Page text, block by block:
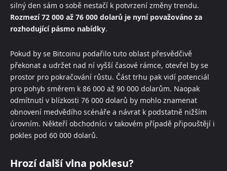
silný den sám o sobě nestačí k potvrzení změny trendu.
Rozmezí 72 000 až 76 000 dolarů je nyní považováno za
rozhodující pásmo nabídky.
Pokud by se Bitcoinu podařilo tuto oblast přesvědčivě
překonat a udržet nad ní vyšší časové rámce, otevřel by se
prostor pro pokračování růstu. Část trhu pak vidí potenciál
pro pohyb směrem k 86 000 až 90 000 dolarům. Naopak
odmítnutí v blízkosti 76 000 dolarů by mohlo znamenat
obnovení medvědího scénáře a návrat k podstatně nižším
úrovním. Někteří obchodníci v takovém případě připouštějí i
pokles pod 60 000 dolarů.
Hrozí další vlna poklesu?